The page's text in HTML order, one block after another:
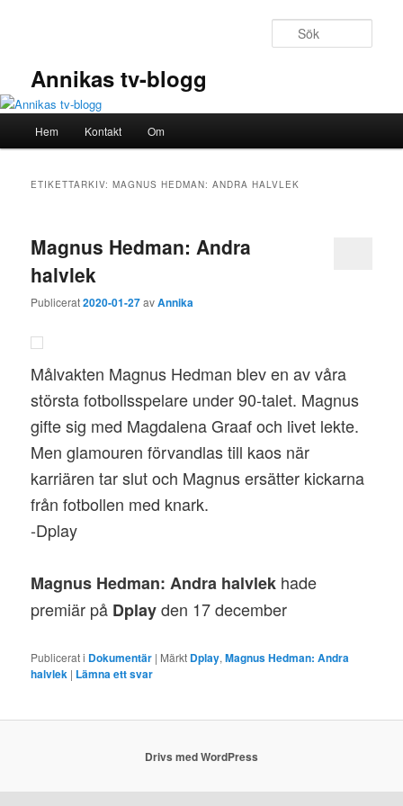
Annikas tv-blogg
Hem Kontakt Om
ETIKETTARKIV:MAGNUS HEDMAN: ANDRA HALVLEK
Magnus Hedman: Andra
halvlek
Publicerat2020-01-27avAnnika
Målvakten Magnus Hedman blev en av våra
största fotbollsspelare under 90-talet. Magnus
gifte sig med Magdalena Graaf och livet lekte.
Men glamouren förvandlas till kaos när
karriären tar slut och Magnus ersätter kickarna
från fotbollen med knark.
-Dplay
Magnus Hedman: Andra halvlek hade
premiär på Dplayden 17 december
Publicerat i Dokumentär | Märkt Dplay,Magnus Hedman: Andra
halvlek | Lämna ett svar
Drivs med WordPress